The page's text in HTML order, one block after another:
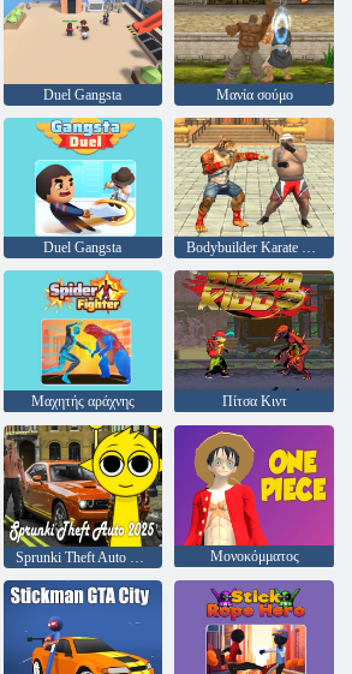
Duel Gangsta Μανία σούμο
Duel Gangsta Bodybuilder Karate Fighting
Μαχητής αράχνης Πίτσα Κιντ
Sprunki Theft Auto 2025 Μονοκόμματος